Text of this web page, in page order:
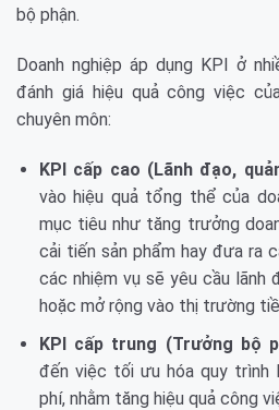
bộ phận.
Doanh nghiệp áp dụng KPI ở
đánh giá hiệu quả công việc
chuyên môn:
KPI cấp cao (Lãnh đạo,
vào hiệu quả tổng thể của
mục tiêu như tăng trưởng
cải tiến sản phẩm hay đưa ra
các nhiệm vụ sẽ yêu cầu lãnh
hoặc mở rộng vào thị trường
KPI cấp trung (Trưởng bộ
đến việc tối ưu hóa quy
phí, nhằm tăng hiệu quả công